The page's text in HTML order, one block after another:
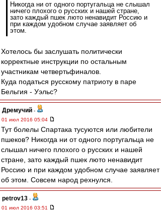
Никогда ни от одного португальца не слышал
ничего плохого о русских и нашей стране,
зато каждый пшек люто ненавидит Россию и
при каждом удобном случае заявляет об
этом.
Хотелось бы заслушать политически
корректные инструкции по остальным
участникам четвертьфиналов.
Куда податься русскому патриоту в паре
Бельгия - Уэльс?
Дремучий -
01 июл 2016 05:04
Тут болелы Спартака тусуются или любители
пшеков? Никогда ни от одного португальца не
слышал ничего плохого о русских и нашей
стране, зато каждый пшек люто ненавидит
Россию и при каждом удобном случае заявляет
об этом. Совсем народ рехнулся.
petrov13 -
01 июл 2016 03:51